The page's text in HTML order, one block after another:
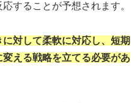
することが予想されます。
に対して柔軟に対応し、短期
える戦略を立てる必要があ